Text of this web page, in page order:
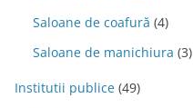
Saloane de coafură (4)
Saloane de manichiura (3)
Institutii publice (49)